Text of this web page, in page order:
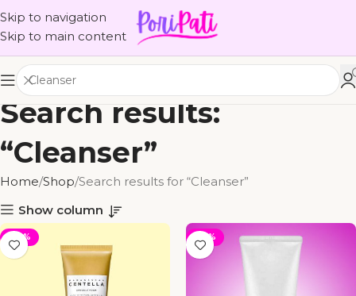
Skip to navigation
Skip to main content
Search results:
“Cleanser”
Home Shop Search results for “Cleanser”
Show column
-20% -27%